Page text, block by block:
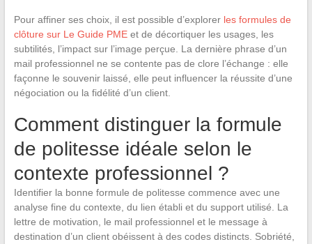
Pour affiner ses choix, il est possible d’explorer les formules de
clôture sur Le Guide PMEet de décortiquer les usages, les
subtilités, l’impact sur l’image perçue. La dernière phrase d’un
mail professionnel ne se contente pas de clore l’échange : elle
façonne le souvenir laissé, elle peut influencer la réussite d’une
négociation ou la fidélité d’un client.
Comment distinguer la formule
de politesse idéale selon le
contexte professionnel ?
Identifier la bonne formule de politesse commence avec une
analyse fine du contexte, du lien établi et du support utilisé. La
lettre de motivation, le mail professionnel et le message à
destination d’un client obéissent à des codes distincts. Sobriété,